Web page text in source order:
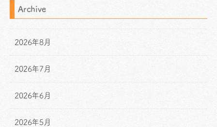
Archive
2026年8月
2026年7月
2026年6月
2026年5月